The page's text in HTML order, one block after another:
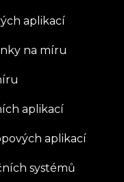
aplikací
na míru
aplikací
aplikací
systémů